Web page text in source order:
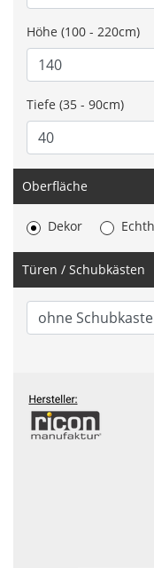
Höhe (100 - 220cm)
Tiefe (35 - 90cm)
Oberfläche
Dekor
Türen / Schubkästen